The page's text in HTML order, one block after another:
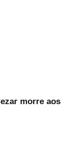
morre aos